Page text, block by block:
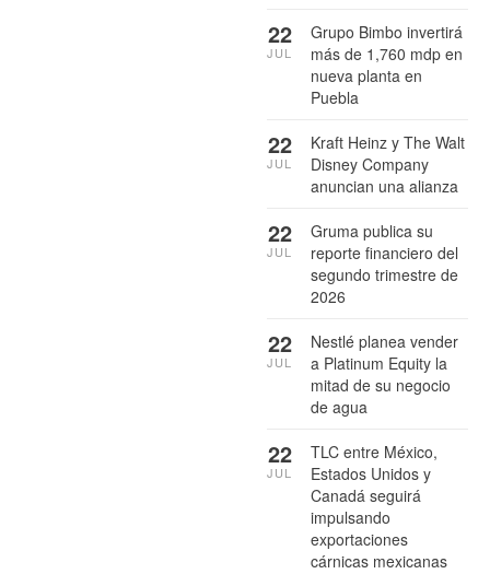
Grupo Bimbo invertirá
más de 1,760 mdp en
nueva planta en
Puebla
22
JUL
Kraft Heinz y The Walt
Disney Company
anuncian una alianza
22
JUL
Gruma publica su
reporte financiero del
segundo trimestre de
2026
22
JUL
Nestlé planea vender
a Platinum Equity la
mitad de su negocio
de agua
22
JUL
TLC entre México,
Estados Unidos y
Canadá seguirá
impulsando
exportaciones
cárnicas mexicanas
22
JUL